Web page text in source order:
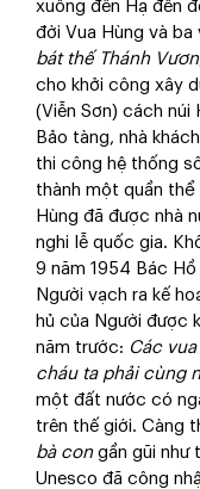
xuống đền Hạ đến
đời Vua Hùng và ba
bát thế Thánh
cho khởi công xây
(Viễn Sơn) cách núi
Bảo tàng, nhà
thi công hệ thống
thành một quần thể
Hùng đã được nhà
nghi lễ quốc gia.
9 năm 1954 Bác
Người vạch ra kế
hủ của Người được
năm trước: Các
cháu ta phải cùng
một đất nước có
trên thế giới. Càng
bà con gần gũi như
Unesco đã công